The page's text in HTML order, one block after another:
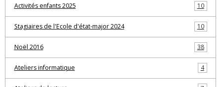
Activités enfants 2025 10
Stagiaires de l'Ecole d'état-major 2024 10
Noël 2016 38
Ateliers informatique 4